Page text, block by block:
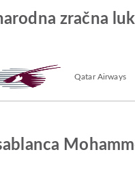
zračna
Qatar Airways